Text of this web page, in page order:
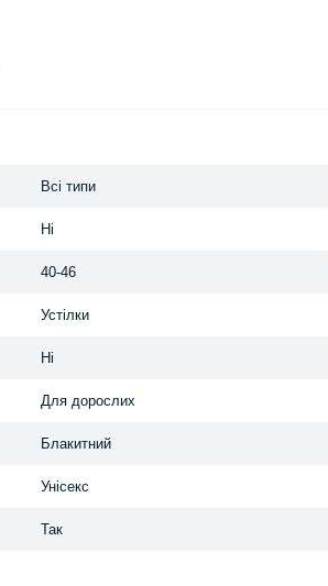
Всі типи
Ні
40-46
Устілки
Ні
Для дорослих
Блакитний
Унісекс
Так